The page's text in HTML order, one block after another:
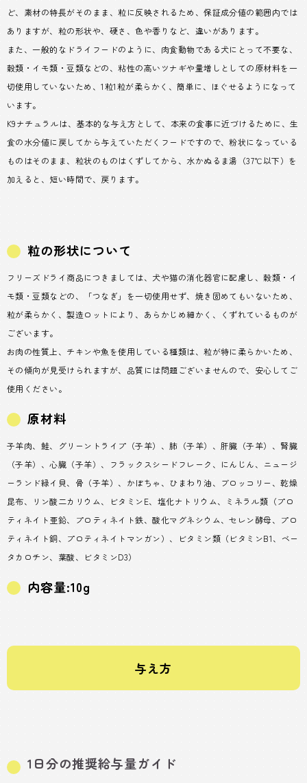
ど、素材の特長がそのまま、粒に反映されるため、保証成分値の範囲内では
ありますが、粒の形状や、硬さ、色や香りなど、違いがあります。
また、一般的なドライフードのように、肉食動物である犬にとって不要な、
穀類・イモ類・豆類などの、粘性の高いツナギや量増しとしての原材料を一
切使用していないため、1粒1粒が柔らかく、簡単に、ほぐせるようになって
います。
K9ナチュラルは、基本的な与え方として、本来の食事に近づけるために、生
食の水分値に戻してから与えていただくフードですので、粉状になっている
ものはそのまま、粒状のものはくずしてから、水かぬるま湯（37℃以下）を
加えると、短い時間で、戻ります。
粒の形状について
フリーズドライ商品につきましては、犬や猫の消化器官に配慮し、穀類・イ
モ類・豆類などの、「つなぎ」を一切使用せず、焼き固めてもいないため、
粒が柔らかく、製造ロットにより、あらかじめ細かく、くずれているものが
ございます。
お肉の性質上、チキンや魚を使用している種類は、粒が特に柔らかいため、
その傾向が見受けられますが、品質には問題ございませんので、安心してご
使用ください。
原材料
子羊肉、鮭、グリーントライプ（子羊）、肺（子羊）、肝臓（子羊）、腎臓
（子羊）、心臓（子羊）、フラックスシードフレーク、にんじん、ニュージ
ーランド緑イ貝、骨（子羊）、かぼちゃ、ひまわり油、ブロッコリー、乾燥
昆布、リン酸二カリウム、ビタミンE、塩化ナトリウム、ミネラル類（プロ
ティネイト亜鉛、プロティネイト鉄、酸化マグネシウム、セレン酵母、プロ
ティネイト銅、プロティネイトマンガン）、ビタミン類（ビタミンB1、ベー
タカロチン、葉酸、ビタミンD3）
内容量:10g
与え方
1日分の推奨給与量ガイド